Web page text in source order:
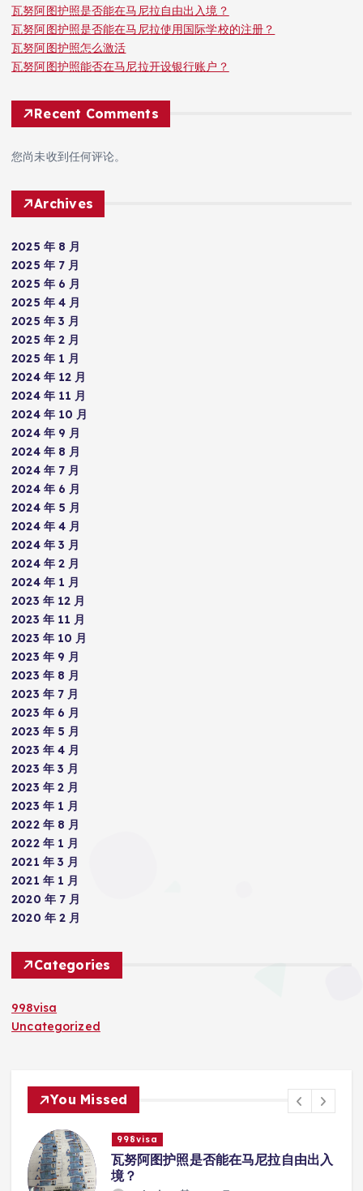
瓦努阿图护照是否能在马尼拉自由出入境？
瓦努阿图护照是否能在马尼拉使用国际学校的注册？
瓦努阿图护照怎么激活
瓦努阿图护照能否在马尼拉开设银行账户？
Recent Comments
您尚未收到任何评论。
Archives
2025 年 8 月
2025 年 7 月
2025 年 6 月
2025 年 4 月
2025 年 3 月
2025 年 2 月
2025 年 1 月
2024 年 12 月
2024 年 11 月
2024 年 10 月
2024 年 9 月
2024 年 8 月
2024 年 7 月
2024 年 6 月
2024 年 5 月
2024 年 4 月
2024 年 3 月
2024 年 2 月
2024 年 1 月
2023 年 12 月
2023 年 11 月
2023 年 10 月
2023 年 9 月
2023 年 8 月
2023 年 7 月
2023 年 6 月
2023 年 5 月
2023 年 4 月
2023 年 3 月
2023 年 2 月
2023 年 1 月
2022 年 8 月
2022 年 1 月
2021 年 3 月
2021 年 1 月
2020 年 7 月
2020 年 2 月
Categories
998visa
Uncategorized
You Missed
998visa
瓦努阿图护照是否能在马尼拉使用国际
学校的注册？